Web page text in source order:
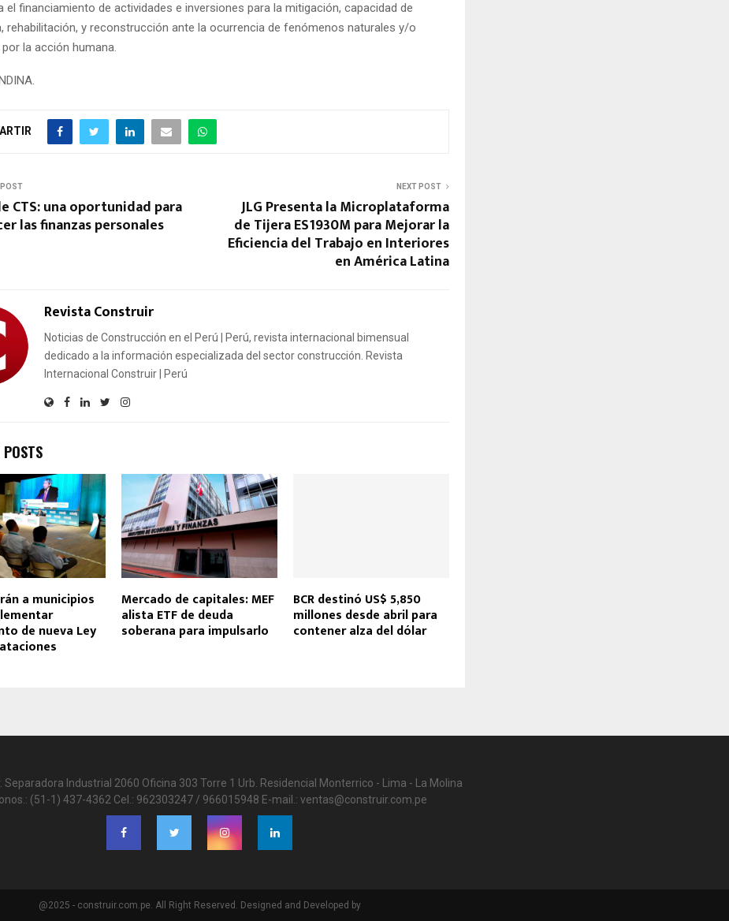
el financiamiento de actividades e inversiones para la mitigación, capacidad de
rehabilitación, y reconstrucción ante la ocurrencia de fenómenos naturales y/o
la acción humana.
POST
CTS: una oportunidad para
las finanzas personales
NEXT POST
JLG Presenta la Microplataforma
de Tijera ES1930M para Mejorar la
Eficiencia del Trabajo en Interiores
en América Latina
Revista Construir
Noticias de Construcción en el Perú | Perú, revista internacional bimensual
dedicado a la información especializada del sector construcción. Revista
Internacional Construir | Perú
POSTS
a municipios
de nueva Ley
Mercado de capitales: MEF
alista ETF de deuda
soberana para impulsarlo
BCR destinó US$ 5,850
millones desde abril para
contener alza del dólar
Separadora Industrial 2060 Oficina 303 Torre 1 Urb. Residencial Monterrico - Lima - La Molina
(51-1) 437-4362 Cel.: 962303247 / 966015948 E-mail.: ventas@construir.com.pe
@2025 - construir.com.pe. All Right Reserved. Designed and Developed by